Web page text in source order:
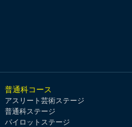
普通科コース
アスリート芸術ステージ
普通科ステージ
パイロットステージ